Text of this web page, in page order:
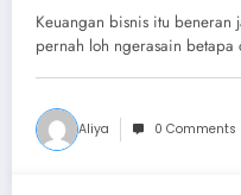
Keuangan bisnis itu beneran
pernah loh ngerasain betapa
Aliya 0 Comments